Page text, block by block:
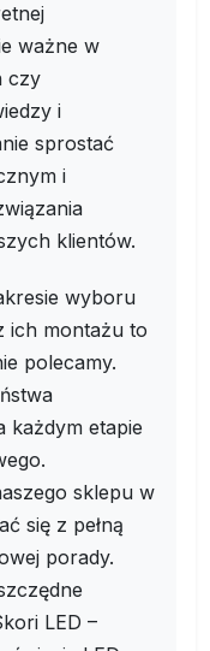
ważne w
czy
i
sprostać
i
klientów.
wyboru
ich montażu to
polecamy.
każdym etapie
sklepu w
się z pełną
porady.
LED –